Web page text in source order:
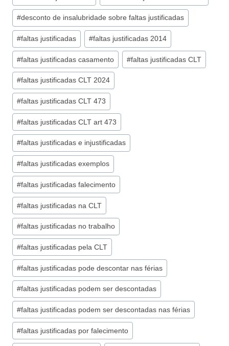
#desconto de insalubridade sobre faltas justificadas
#faltas justificadas #faltas justificadas 2014
#faltas justificadas casamento #faltas justificadas CLT
#faltas justificadas CLT 2024
#faltas justificadas CLT 473
#faltas justificadas CLT art 473
#faltas justificadas e injustificadas
#faltas justificadas exemplos
#faltas justificadas falecimento
#faltas justificadas na CLT
#faltas justificadas no trabalho
#faltas justificadas pela CLT
#faltas justificadas pode descontar nas férias
#faltas justificadas podem ser descontadas
#faltas justificadas podem ser descontadas nas férias
#faltas justificadas por falecimento